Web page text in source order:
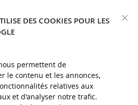
Retours
matériel agricole Fertilisation
DES COOKIES POUR LES
permettent de
le contenu et les annonces,
relatives aux
et d'analyser notre trafic.